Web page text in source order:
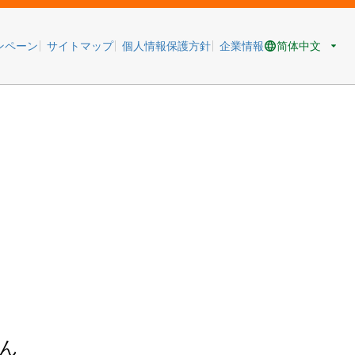
ペーン サイトマップ 個人情報保護方針 企業情報 简体中文